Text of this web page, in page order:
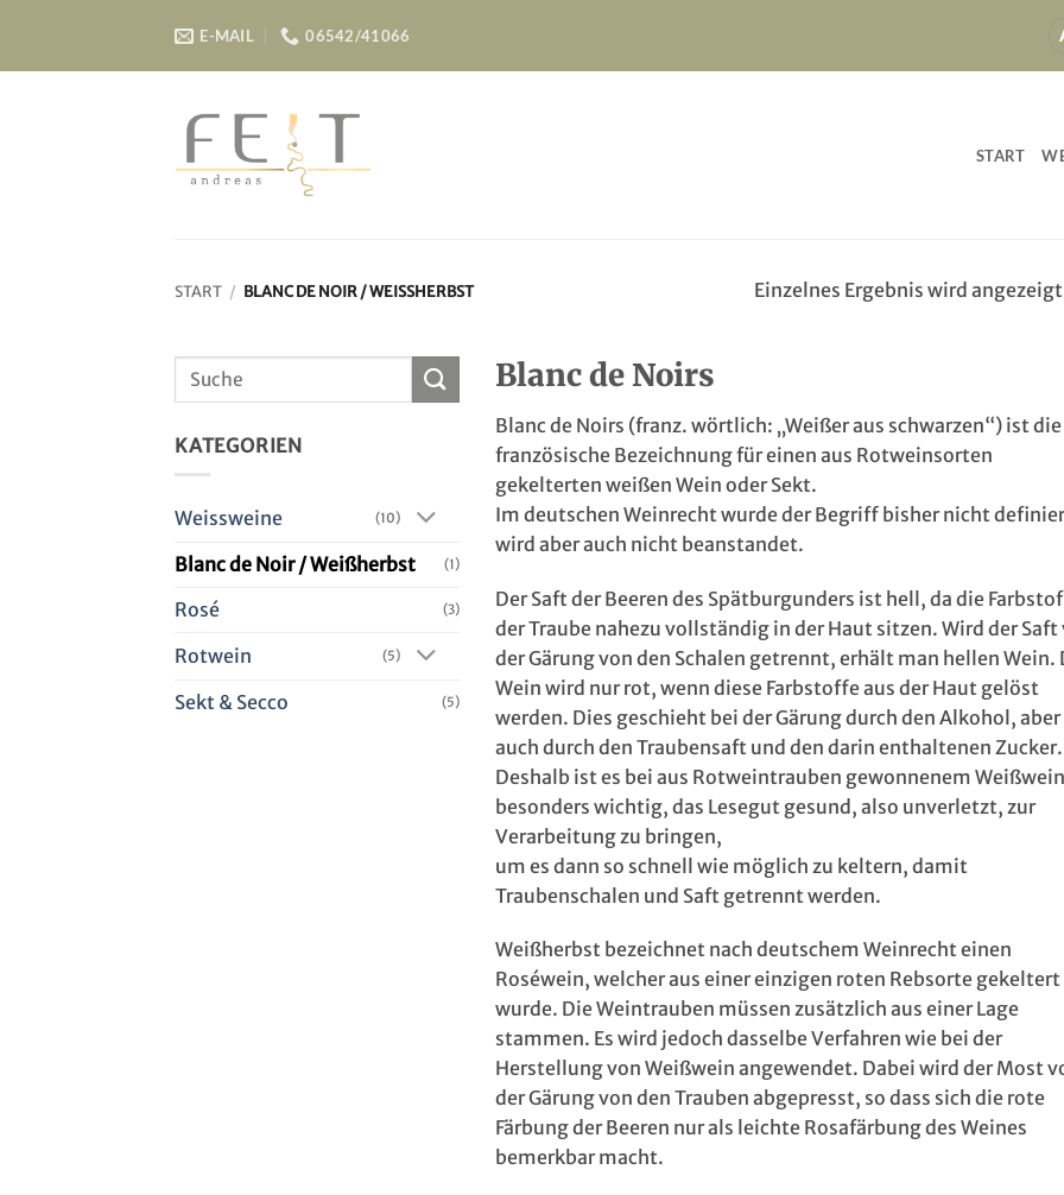
content
E-MAIL 06542/41066
START
START / BLANC DE NOIR / WEISSHERBST Einzelnes Ergebnis wird angezeigt
Suchen
KATEGORIEN
Weissweine (10)
Blanc de Noir / Weißherbst (1)
Rosé (3)
Rotwein (5)
Sekt & Secco (5)
Blanc de Noirs
Blanc de Noirs (franz. wörtlich: „Weißer aus schwarzen“) ist die
französische Bezeichnung für einen aus Rotweinsorten
gekelterten weißen Wein oder Sekt.
Im deutschen Weinrecht wurde der Begriff bisher nicht
wird aber auch nicht beanstandet.
Der Saft der Beeren des Spätburgunders ist hell, da die
der Traube nahezu vollständig in der Haut sitzen. Wird der Saft
der Gärung von den Schalen getrennt, erhält man hellen Wein.
Wein wird nur rot, wenn diese Farbstoffe aus der Haut gelöst
werden. Dies geschieht bei der Gärung durch den Alkohol, aber
auch durch den Traubensaft und den darin enthaltenen Zucker.
Deshalb ist es bei aus Rotweintrauben gewonnenem Weißwein
besonders wichtig, das Lesegut gesund, also unverletzt, zur
Verarbeitung zu bringen,
um es dann so schnell wie möglich zu keltern, damit
Traubenschalen und Saft getrennt werden.
Weißherbst bezeichnet nach deutschem Weinrecht einen
Roséwein, welcher aus einer einzigen roten Rebsorte gekeltert
wurde. Die Weintrauben müssen zusätzlich aus einer Lage
stammen. Es wird jedoch dasselbe Verfahren wie bei der
Herstellung von Weißwein angewendet. Dabei wird der Most
der Gärung von den Trauben abgepresst, so dass sich die rote
Färbung der Beeren nur als leichte Rosafärbung des Weines
bemerkbar macht.